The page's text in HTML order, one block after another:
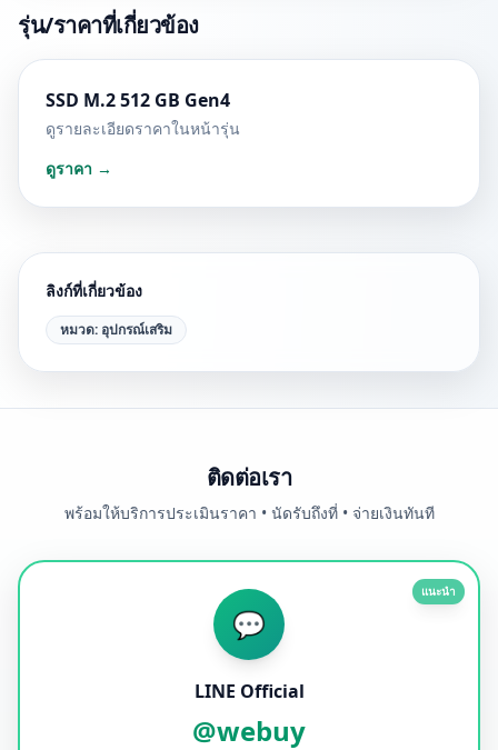
รุ่น/ราคาที่เกี่ยวข้อง
SSD M.2 512 GB Gen4
ดูรายละเอียดราคาในหน้ารุ่น
ดูราคา →
ลิงก์ที่เกี่ยวข้อง
หมวด: อุปกรณ์เสริม
ติดต่อเรา
พร้อมให้บริการประเมินราคา • นัดรับถึงที่ • จ่ายเงินทันที
แนะนำ
💬
LINE Official
@webuy